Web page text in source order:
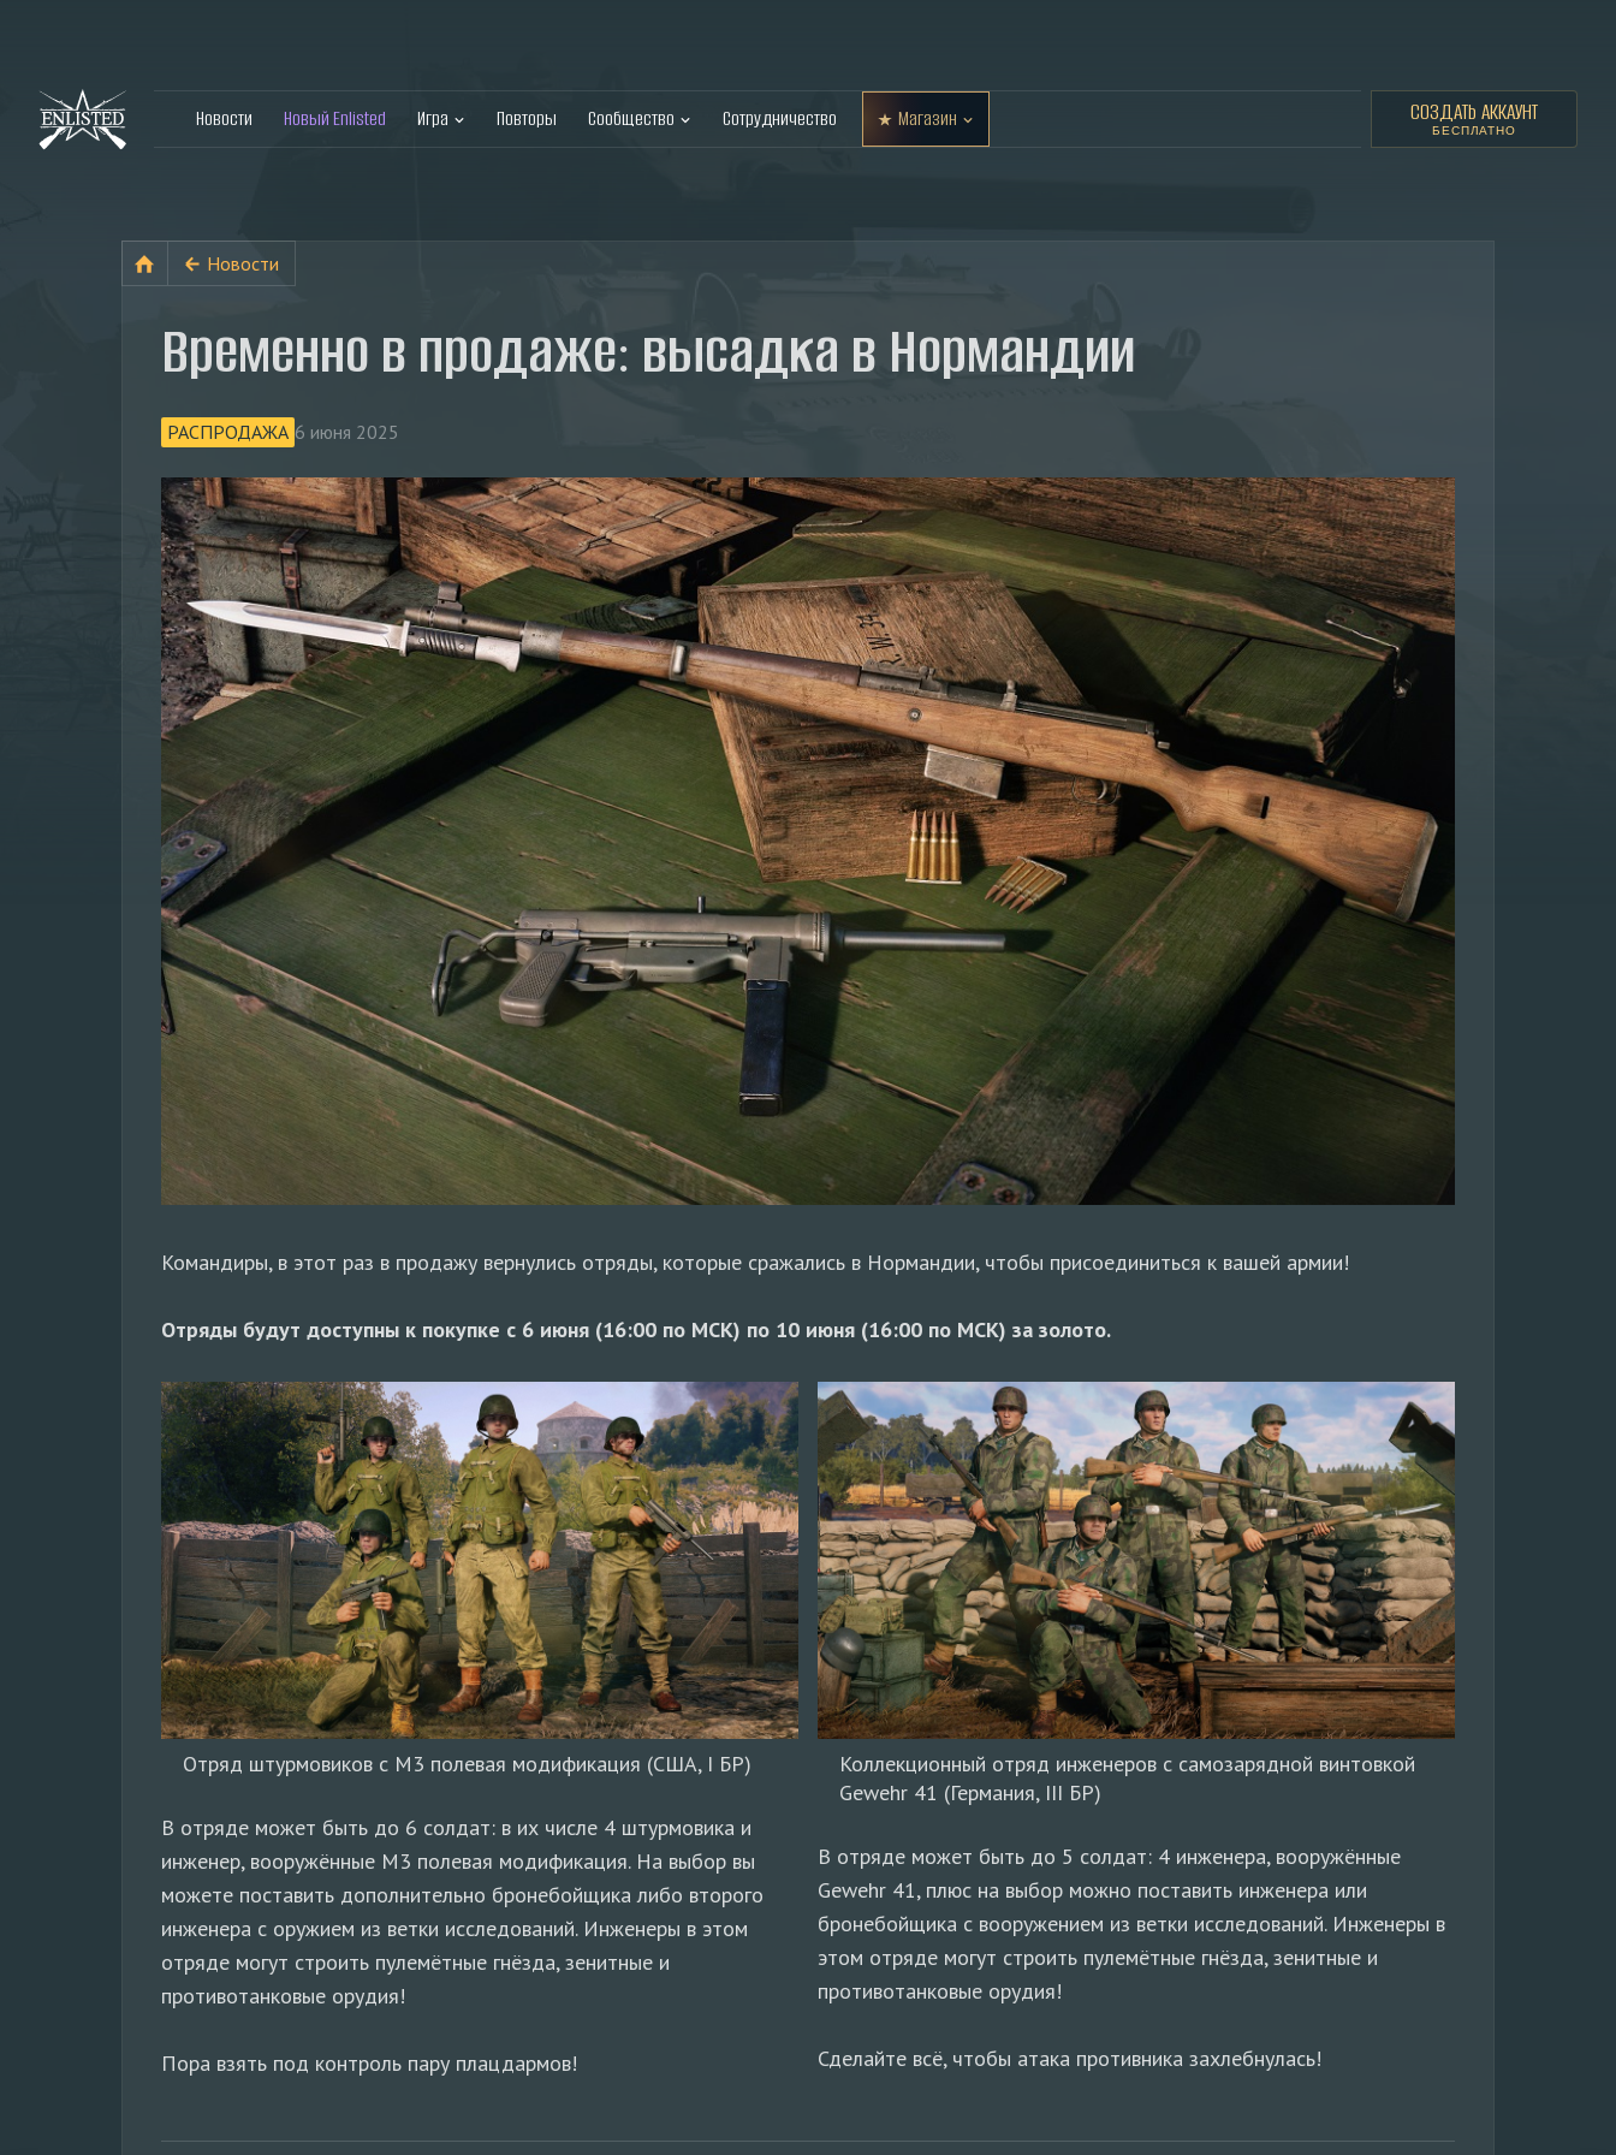
Новости Новый Enlisted Игра Повторы Сообщество Сотрудничество Магазин СОЗДАТЬ АККАУНТ
БЕСПЛАТНО
Новости
Временно в продаже: высадка в Нормандии
РАСПРОДАЖА 6 июня 2025
Командиры, в этот раз в продажу вернулись отряды, которые сражались в Нормандии, чтобы присоединиться к вашей армии!
Отряды будут доступны к покупке с 6 июня (16:00 по МСК) по 10 июня (16:00 по МСК) за золото.
Отряд штурмовиков с M3 полевая модификация (США, I БР)
В отряде может быть до 6 солдат: в их числе 4 штурмовика и
инженер, вооружённые М3 полевая модификация. На выбор вы
можете поставить дополнительно бронебойщика либо второго
инженера с оружием из ветки исследований. Инженеры в этом
отряде могут строить пулемётные гнёзда, зенитные и
противотанковые орудия!
Пора взять под контроль пару плацдармов!
Коллекционный отряд инженеров с самозарядной винтовкой
Gewehr 41 (Германия, III БР)
В отряде может быть до 5 солдат: 4 инженера, вооружённые
Gewehr 41, плюс на выбор можно поставить инженера или
бронебойщика с вооружением из ветки исследований. Инженеры в
этом отряде могут строить пулемётные гнёзда, зенитные и
противотанковые орудия!
Сделайте всё, чтобы атака противника захлебнулась!